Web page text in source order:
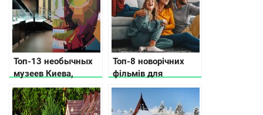
Топ-13 необычных
музеев Киева,
которые вас удивят
Топ-8 новорічних
фільмів для
сімейного перегляду